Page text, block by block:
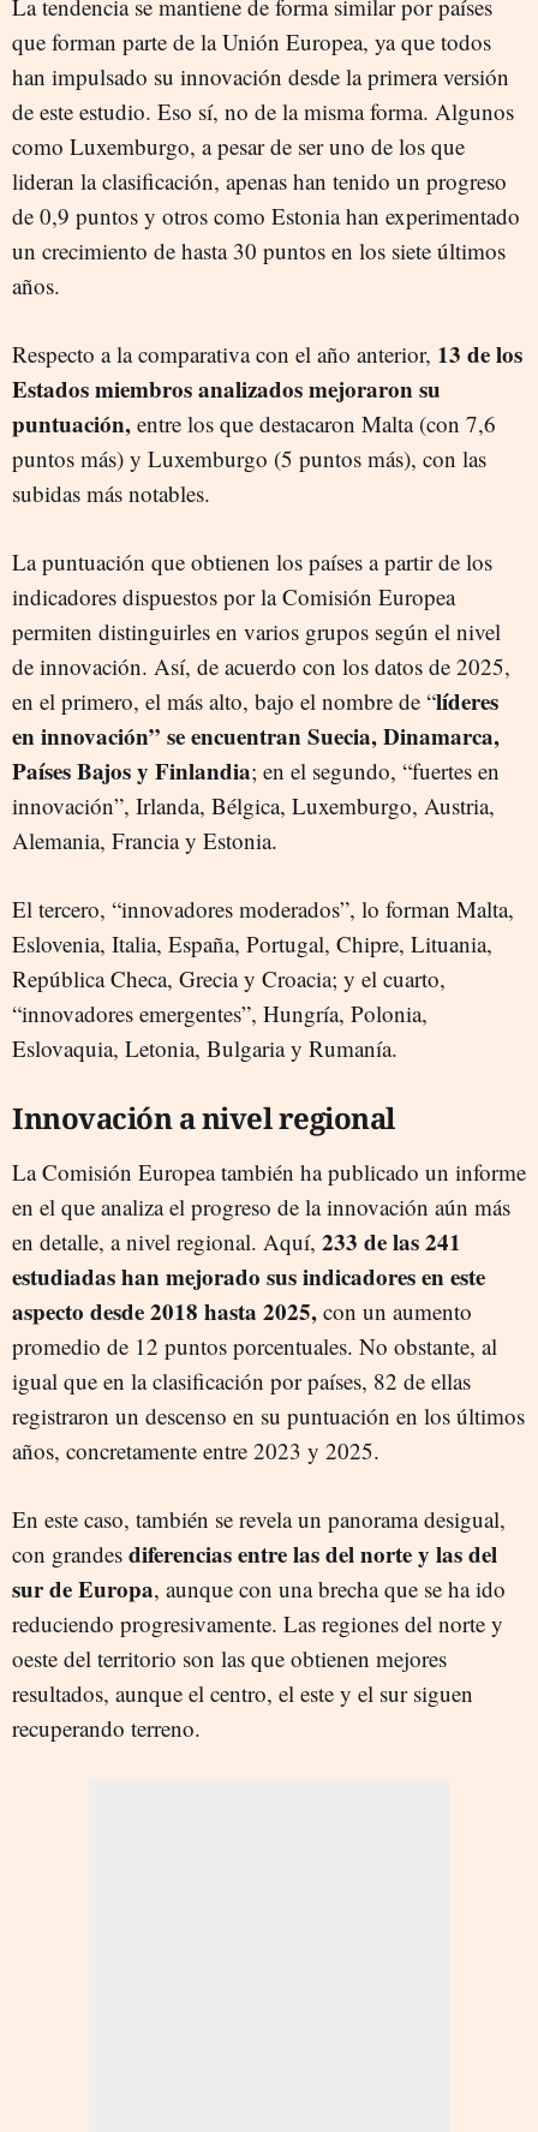
La tendencia se mantiene de forma similar por países
que forman parte de la Unión Europea, ya que todos
han impulsado su innovación desde la primera versión
de este estudio. Eso sí, no de la misma forma. Algunos
como Luxemburgo, a pesar de ser uno de los que
lideran la clasificación, apenas han tenido un progreso
de 0,9 puntos y otros como Estonia han experimentado
un crecimiento de hasta 30 puntos en los siete últimos
años.
Respecto a la comparativa con el año anterior, 13 de los
Estados miembros analizados mejoraron su
puntuación, entre los que destacaron Malta (con 7,6
puntos más) y Luxemburgo (5 puntos más), con las
subidas más notables.
La puntuación que obtienen los países a partir de los
indicadores dispuestos por la Comisión Europea
permiten distinguirles en varios grupos según el nivel
de innovación. Así, de acuerdo con los datos de 2025,
en el primero, el más alto, bajo el nombre de “líderes
en innovación” se encuentran Suecia, Dinamarca,
Países Bajos y Finlandia; en el segundo, “fuertes en
innovación”, Irlanda, Bélgica, Luxemburgo, Austria,
Alemania, Francia y Estonia.
El tercero, “innovadores moderados”, lo forman Malta,
Eslovenia, Italia, España, Portugal, Chipre, Lituania,
República Checa, Grecia y Croacia; y el cuarto,
“innovadores emergentes”, Hungría, Polonia,
Eslovaquia, Letonia, Bulgaria y Rumanía.
Innovación a nivel regional
La Comisión Europea también ha publicado un informe
en el que analiza el progreso de la innovación aún más
en detalle, a nivel regional. Aquí, 233 de las 241
estudiadas han mejorado sus indicadores en este
aspecto desde 2018 hasta 2025, con un aumento
promedio de 12 puntos porcentuales. No obstante, al
igual que en la clasificación por países, 82 de ellas
registraron un descenso en su puntuación en los últimos
años, concretamente entre 2023 y 2025.
En este caso, también se revela un panorama desigual,
con grandes diferencias entre las del norte y las del
sur de Europa, aunque con una brecha que se ha ido
reduciendo progresivamente. Las regiones del norte y
oeste del territorio son las que obtienen mejores
resultados, aunque el centro, el este y el sur siguen
recuperando terreno.